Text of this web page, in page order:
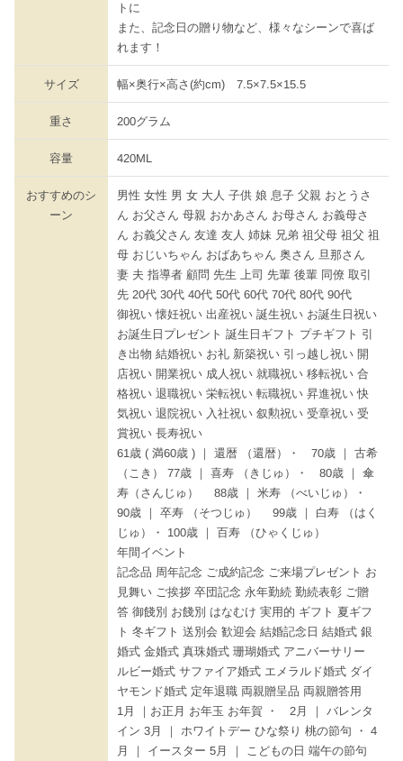
トに
また、記念日の贈り物など、様々なシーンで喜ば
れます！
サイズ 幅×奥行×高さ(約cm) 7.5×7.5×15.5
重さ 200グラム
容量 420ML
おすすめのシ
ーン
男性 女性 男 女 大人 子供 娘 息子 父親 おとうさ
ん お父さん 母親 おかあさん お母さん お義母さ
ん お義父さん 友達 友人 姉妹 兄弟 祖父母 祖父 祖
母 おじいちゃん おばあちゃん 奥さん 旦那さん
妻 夫 指導者 顧問 先生 上司 先輩 後輩 同僚 取引
先 20代 30代 40代 50代 60代 70代 80代 90代
御祝い 懐妊祝い 出産祝い 誕生祝い お誕生日祝い
お誕生日プレゼント 誕生日ギフト プチギフト 引
き出物 結婚祝い お礼 新築祝い 引っ越し祝い 開
店祝い 開業祝い 成人祝い 就職祝い 移転祝い 合
格祝い 退職祝い 栄転祝い 転職祝い 昇進祝い 快
気祝い 退院祝い 入社祝い 叙勲祝い 受章祝い 受
賞祝い 長寿祝い
61歳 ( 満60歳 ) ｜ 還暦 （還暦）・ 70歳 ｜ 古希
（こき） 77歳 ｜ 喜寿 （きじゅ）・ 80歳 ｜ 傘
寿（さんじゅ） 88歳 ｜ 米寿 （べいじゅ）・
90歳 ｜ 卒寿 （そつじゅ） 99歳 ｜ 白寿 （はく
じゅ）・ 100歳 ｜ 百寿 （ひゃくじゅ）
年間イベント
記念品 周年記念 ご成約記念 ご来場プレゼント お
見舞い ご挨拶 卒団記念 永年勤続 勤続表彰 ご贈
答 御餞別 お餞別 はなむけ 実用的 ギフト 夏ギフ
ト 冬ギフト 送別会 歓迎会 結婚記念日 結婚式 銀
婚式 金婚式 真珠婚式 珊瑚婚式 アニバーサリー
ルビー婚式 サファイア婚式 エメラルド婚式 ダイ
ヤモンド婚式 定年退職 両親贈呈品 両親贈答用
1月 ｜お正月 お年玉 お年賀 ・ 2月 ｜ バレンタ
イン 3月 ｜ ホワイトデー ひな祭り 桃の節句 ・ 4
月 ｜ イースター 5月 ｜ こどもの日 端午の節句